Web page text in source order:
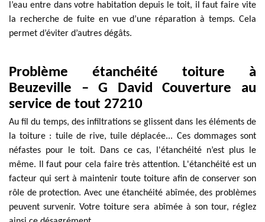
l’eau entre dans votre habitation depuis le toit, il faut faire vite
la recherche de fuite en vue d’une réparation à temps. Cela
permet d’éviter d’autres dégâts.
Problème étanchéité toiture à
Beuzeville – G David Couverture au
service de tout 27210
Au fil du temps, des infiltrations se glissent dans les éléments de
la toiture : tuile de rive, tuile déplacée... Ces dommages sont
néfastes pour le toit. Dans ce cas, l'étanchéité n’est plus le
même. Il faut pour cela faire très attention. L'étanchéité est un
facteur qui sert à maintenir toute toiture afin de conserver son
rôle de protection. Avec une étanchéité abîmée, des problèmes
peuvent survenir. Votre toiture sera abîmée à son tour, réglez